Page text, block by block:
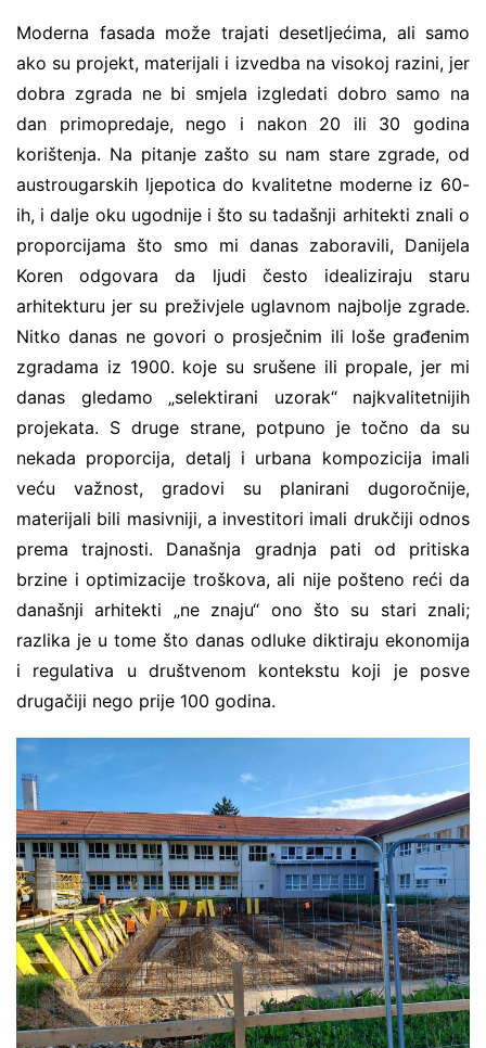
Moderna fasada može trajati desetljećima, ali samo
ako su projekt, materijali i izvedba na visokoj razini, jer
dobra zgrada ne bi smjela izgledati dobro samo na
dan primopredaje, nego i nakon 20 ili 30 godina
korištenja. Na pitanje zašto su nam stare zgrade, od
austrougarskih ljepotica do kvalitetne moderne iz 60-
ih, i dalje oku ugodnije i što su tadašnji arhitekti znali o
proporcijama što smo mi danas zaboravili, Danijela
Koren odgovara da ljudi često idealiziraju staru
arhitekturu jer su preživjele uglavnom najbolje zgrade.
Nitko danas ne govori o prosječnim ili loše građenim
zgradama iz 1900. koje su srušene ili propale, jer mi
danas gledamo „selektirani uzorak“ najkvalitetnijih
projekata. S druge strane, potpuno je točno da su
nekada proporcija, detalj i urbana kompozicija imali
veću važnost, gradovi su planirani dugoročnije,
materijali bili masivniji, a investitori imali drukčiji odnos
prema trajnosti. Današnja gradnja pati od pritiska
brzine i optimizacije troškova, ali nije pošteno reći da
današnji arhitekti „ne znaju“ ono što su stari znali;
razlika je u tome što danas odluke diktiraju ekonomija
i regulativa u društvenom kontekstu koji je posve
drugačiji nego prije 100 godina.